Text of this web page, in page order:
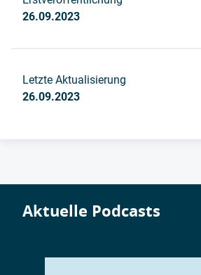
26.09.2023
Letzte Aktualisierung
26.09.2023
Aktuelle Podcasts